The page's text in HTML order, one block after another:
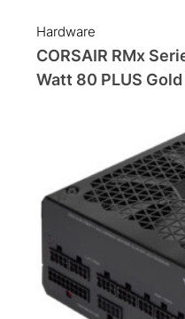
Hardware
CORSAIR RMx
Watt 80 PLUS